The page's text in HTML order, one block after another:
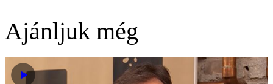
Ajánljuk még